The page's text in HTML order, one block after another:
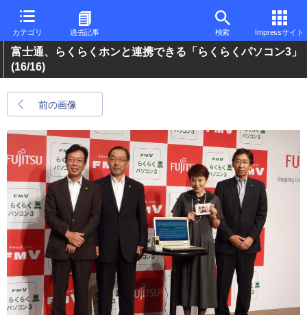
カテゴリ 過去記事 検索 Impressサイト
富士通、らくらくホンと連携できる「らくらくパソコン3」
(16/16)
前の画像